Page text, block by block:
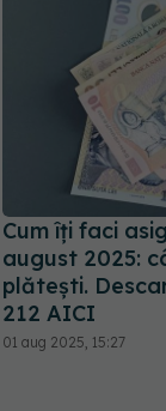
Cum îți faci
august 2025:
plătești.
212 AICI
01 aug 2025, 15:27